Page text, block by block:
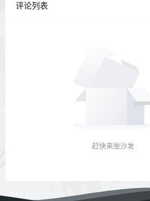
评论列表
赶快来坐沙发